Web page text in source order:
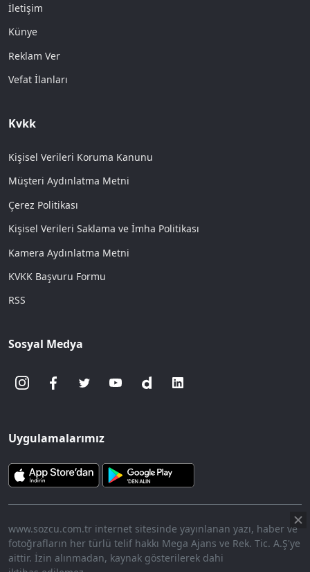
İletişim
Künye
Reklam Ver
Vefat İlanları
Kvkk
Kişisel Verileri Koruma Kanunu
Müşteri Aydınlatma Metni
Çerez Politikası
Kişisel Verileri Saklama ve İmha Politikası
Kamera Aydınlatma Metni
KVKK Başvuru Formu
RSS
Sosyal Medya
Uygulamalarımız
www.sozcu.com.tr internet sitesinde yayınlanan yazı, haber ve
fotoğrafların her türlü telif hakkı Mega Ajans ve Rek. Tic. A.Ş'ye
aittir. İzin alınmadan, kaynak gösterilerek dahi